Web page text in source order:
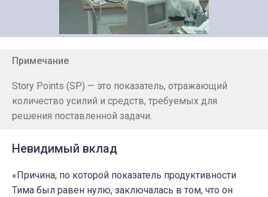
Примечание
Story Points (SP) — это показатель, отражающий
количество усилий и средств, требуемых для
решения поставленной задачи.
Невидимый вклад
«Причина, по которой показатель продуктивности
Тима был равен нулю, заключалась в том, что он